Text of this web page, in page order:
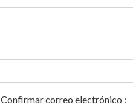
Confirmar correo electrónico :